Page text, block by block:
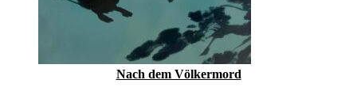
Nach dem Völkermord